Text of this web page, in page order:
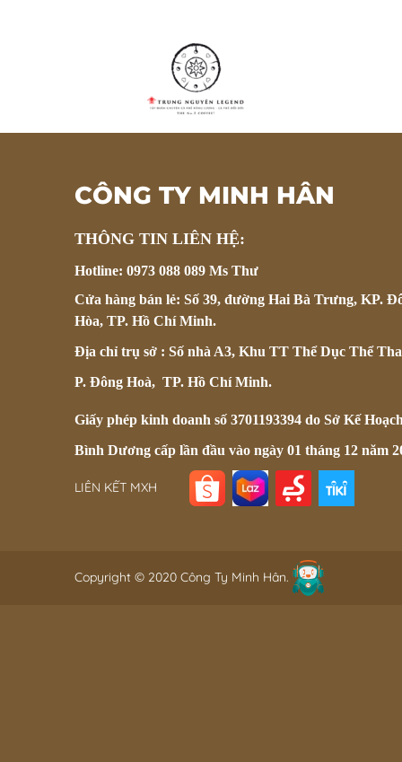
CÔNG TY MINH HÂN
THÔNG TIN LIÊN HỆ:
Hotline: 0973 088 089 Ms Thư
Cửa hàng bán lẻ: Số 39, đường Hai Bà Trưng, KP.
Hòa, TP. Hồ Chí Minh.
Địa chỉ trụ sở : Số nhà A3, Khu TT Thể Dục Thể
P. Đông Hoà, TP. Hồ Chí Minh.
Giấy phép kinh doanh số 3701193394 do Sở Kế
Bình Dương cấp lần đầu vào ngày 01 tháng 12 năm
LIÊN KẾT MXH
Copyright © 2020 Công Ty Minh Hân.